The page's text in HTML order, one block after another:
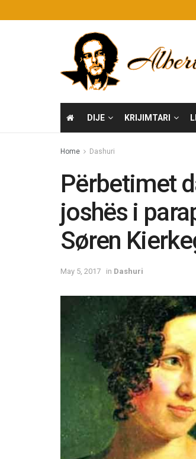
DIJE KRIJIMTARI
Home Dashuri
Përbetimet
joshës i
Søren
May 5, 2017 in Dashuri